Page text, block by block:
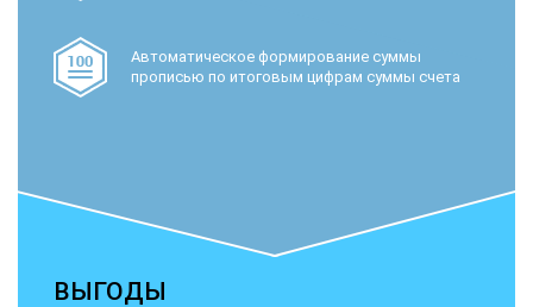
Автоматическое формирование суммы
прописью по итоговым цифрам суммы счета
ВЫГОДЫ